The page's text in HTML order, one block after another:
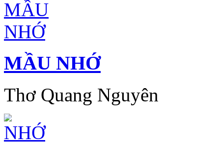
MẦU NHỚ
Thơ Quang Nguyên